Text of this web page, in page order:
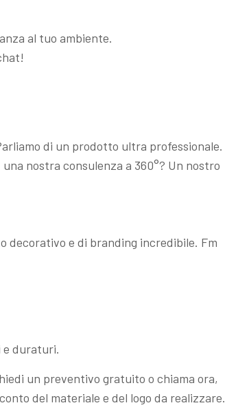
al tuo ambiente.
di un prodotto ultra professionale.
nostra consulenza a 360°? Un nostro
decorativo e di branding incredibile. Fm
e duraturi.
un preventivo gratuito o chiama ora,
del materiale e del logo da realizzare.